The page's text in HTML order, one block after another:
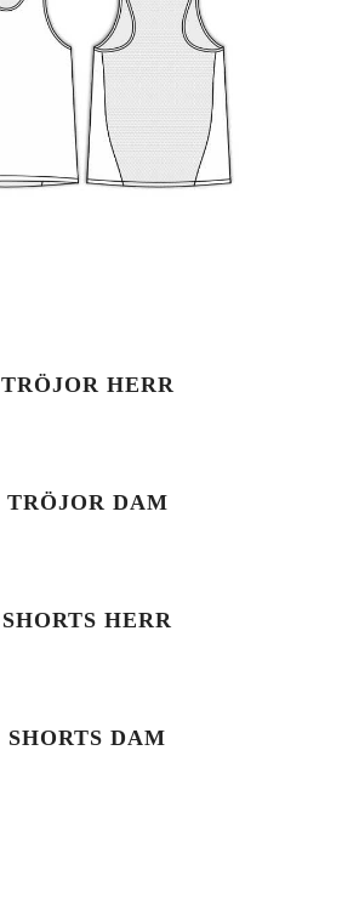
TRÖJOR HERR
TRÖJOR DAM
SHORTS HERR
SHORTS DAM